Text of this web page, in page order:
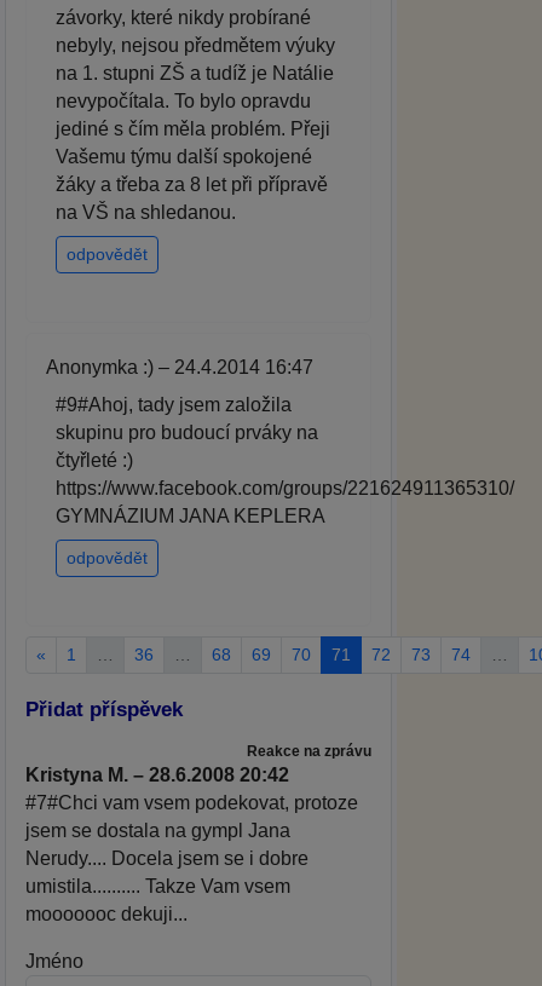
závorky, které nikdy probírané
nebyly, nejsou předmětem výuky
na 1. stupni ZŠ a tudíž je Natálie
nevypočítala. To bylo opravdu
jediné s čím měla problém. Přeji
Vašemu týmu další spokojené
žáky a třeba za 8 let při přípravě
na VŠ na shledanou.
odpovědět
Anonymka :) – 24.4.2014 16:47
#9#Ahoj, tady jsem založila
skupinu pro budoucí prváky na
čtyřleté :)
https://www.facebook.com/groups/221624911365310/
GYMNÁZIUM JANA KEPLERA
odpovědět
« 1 36 68 69 70 71 72 73 74
Přidat příspěvek
Reakce na zprávu
Kristyna M. – 28.6.2008 20:42
#7#Chci vam vsem podekovat, protoze
jsem se dostala na gympl Jana
Nerudy.... Docela jsem se i dobre
umistila.......... Takze Vam vsem
mooooooc dekuji...
Jméno